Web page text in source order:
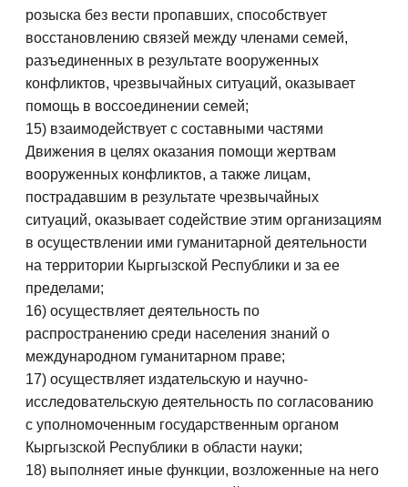
розыска без вести пропавших, способствует
восстановлению связей между членами семей,
разъединенных в результате вооруженных
конфликтов, чрезвычайных ситуаций, оказывает
помощь в воссоединении семей;
15) взаимодействует с составными частями
Движения в целях оказания помощи жертвам
вооруженных конфликтов, а также лицам,
пострадавшим в результате чрезвычайных
ситуаций, оказывает содействие этим организациям
в осуществлении ими гуманитарной деятельности
на территории Кыргызской Республики и за ее
пределами;
16) осуществляет деятельность по
распространению среди населения знаний о
международном гуманитарном праве;
17) осуществляет издательскую и научно-
исследовательскую деятельность по согласованию
с уполномоченным государственным органом
Кыргызской Республики в области науки;
18) выполняет иные функции, возложенные на него